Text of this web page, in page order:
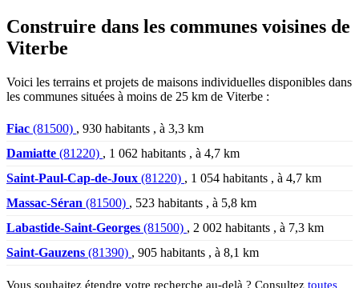
Construire dans les communes voisines de
Viterbe
Voici les terrains et projets de maisons individuelles disponibles dans
les communes situées à moins de 25 km de Viterbe :
Fiac (81500) , 930 habitants , à 3,3 km
Damiatte (81220) , 1 062 habitants , à 4,7 km
Saint-Paul-Cap-de-Joux (81220) , 1 054 habitants , à 4,7 km
Massac-Séran (81500) , 523 habitants , à 5,8 km
Labastide-Saint-Georges (81500) , 2 002 habitants , à 7,3 km
Saint-Gauzens (81390) , 905 habitants , à 8,1 km
Vous souhaitez étendre votre recherche au-delà ? Consultez toutes